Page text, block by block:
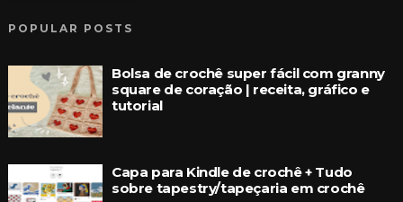
POPULAR POSTS
Bolsa de crochê super fácil com granny
square de coração | receita, gráfico e
tutorial
Capa para Kindle de crochê + Tudo
sobre tapestry/tapeçaria em crochê